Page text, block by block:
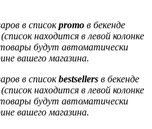
в списокpromo в бекенде
находится в левой колонке
будут автоматически
вашего магазина.
в списокbestsellers в бекенде
находится в левой колонке
будут автоматически
вашего магазина.